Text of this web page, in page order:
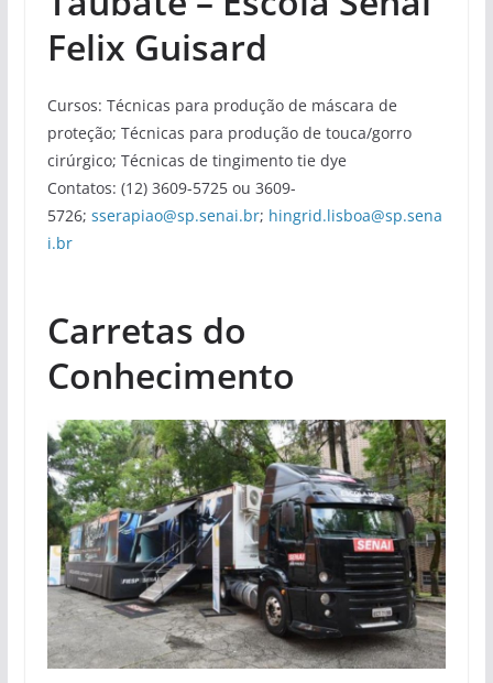
Felix Guisard
Cursos: Técnicas para produção de máscara de
proteção; Técnicas para produção de touca/gorro
cirúrgico; Técnicas de tingimento tie dye
Contatos: (12) 3609-5725 ou 3609-
5726; sserapiao@sp.senai.br; hingrid.lisboa@sp.sena
i.br
Carretas do
Conhecimento